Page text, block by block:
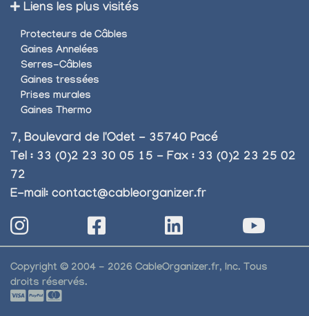
Liens les plus visités
Protecteurs de Câbles
Gaines Annelées
Serres-Câbles
Gaines tressées
Prises murales
Gaines Thermo
7, Boulevard de l'Odet - 35740 Pacé
Tel : 33 (0)2 23 30 05 15 - Fax : 33 (0)2 23 25 02
72
E-mail: contact@cableorganizer.fr
Copyright © 2004 - 2026 CableOrganizer.fr, Inc. Tous
droits réservés.